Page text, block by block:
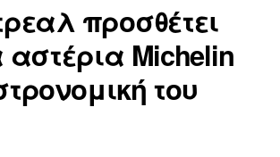
προσθέτει
αστέρια Michelin
του